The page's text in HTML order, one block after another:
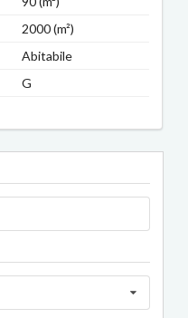
2000 (m²)
Abitabile
G